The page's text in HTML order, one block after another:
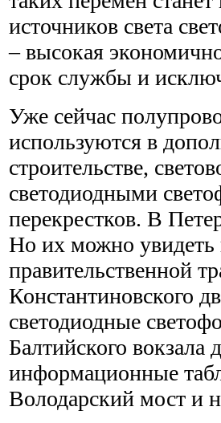
источников света
– высокая
срок службы и
Уже сейчас
используются в
строительстве,
светодиодными
перекрестков. В
Но их можно увидеть
правительственной
Константиновского
светодиодные
Балтийского
информационные
Володарский мост и